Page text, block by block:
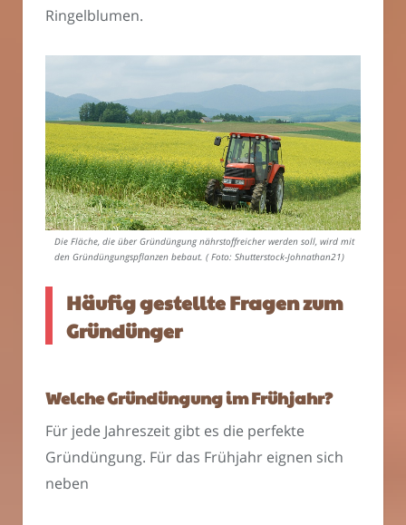
Ringelblumen.
Die Fläche, die über Gründüngung nährstoffreicher werden soll, wird mit
den Gründüngungspflanzen bebaut. ( Foto: Shutterstock-Johnathan21)
Häufig gestellte Fragen zum
Gründünger
Welche Gründüngung im Frühjahr?
Für jede Jahreszeit gibt es die perfekte
Gründüngung. Für das Frühjahr eignen sich
neben